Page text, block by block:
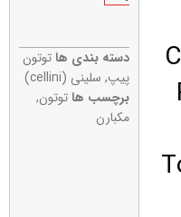
دسته بندی ها توتون
پیپ, سلینی (cellini)
برچسب ها توتون,
مکبارن